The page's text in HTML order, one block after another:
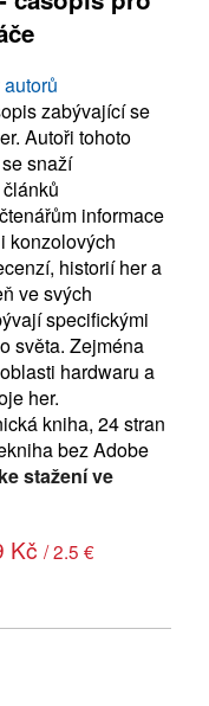
zabývající se
Autoři tohoto
snaží
informace
konzolových
historií her a
ve svých
specifickými
světa. Zejména
hardwaru a
her.
kniha, 24 stran
bez Adobe
stažení ve
Kč / 2.5 €